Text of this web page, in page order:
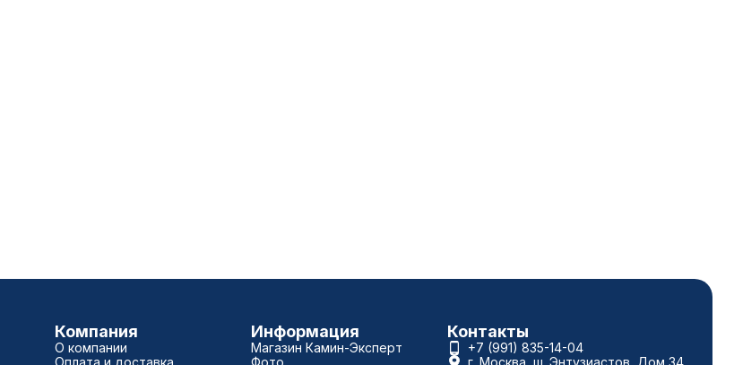
Компания
О компании
Оплата и доставка
Информация
Магазин Камин-Эксперт
Фото
Контакты
+7 (991) 835-14-04
г. Москва, ш. Энтузиастов, Дом 34